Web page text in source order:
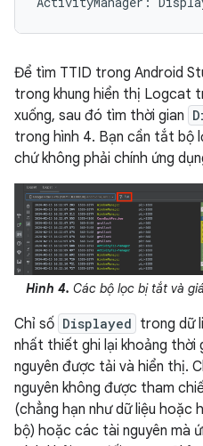
Để tìm TTID trong Android
trong khung hiển thị Logcat
xuống, sau đó tìm thời gian
trong hình 4. Bạn cần tắt bộ
chứ không phải chính ứng
Hình 4. Các bộ lọc bị tắt và
Chỉ số Displayed trong dữ
nhất thiết ghi lại khoảng thời
nguyên được tải và hiển thị.
nguyên không được tham
(chẳng hạn như dữ liệu hoặc
bộ) hoặc các tài nguyên mà